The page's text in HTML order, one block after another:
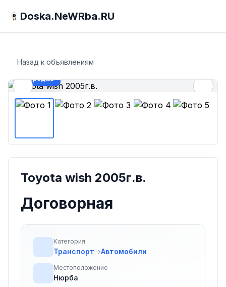
Doska.NeWRba.RU
Назад к объявлениям
Продаю
Toyota wish 2005г.в.
Договорная
Категория
Транспорт→Автомобили
Местоположение
Нюрба